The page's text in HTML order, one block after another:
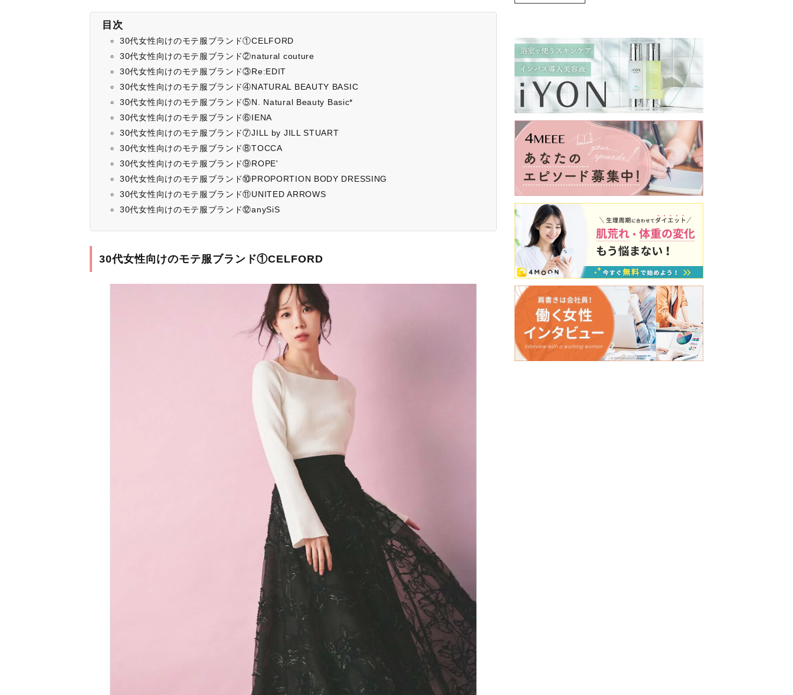
目次
30代女性向けのモテ服ブランド①CELFORD
30代女性向けのモテ服ブランド②natural couture
30代女性向けのモテ服ブランド③Re:EDIT
30代女性向けのモテ服ブランド④NATURAL BEAUTY BASIC
30代女性向けのモテ服ブランド⑤N. Natural Beauty Basic*
30代女性向けのモテ服ブランド⑥IENA
30代女性向けのモテ服ブランド⑦JILL by JILL STUART
30代女性向けのモテ服ブランド⑧TOCCA
30代女性向けのモテ服ブランド⑨ROPE'
30代女性向けのモテ服ブランド⑩PROPORTION BODY DRESSING
30代女性向けのモテ服ブランド⑪UNITED ARROWS
30代女性向けのモテ服ブランド⑫anySiS
30代女性向けのモテ服ブランド①CELFORD